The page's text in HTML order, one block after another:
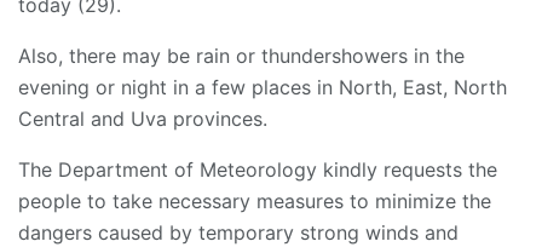
today (29).
Also, there may be rain or thundershowers in the
evening or night in a few places in North, East, North
Central and Uva provinces.
The Department of Meteorology kindly requests the
people to take necessary measures to minimize the
dangers caused by temporary strong winds and